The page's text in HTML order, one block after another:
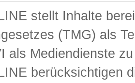
stellt Inhalte
(TMG) als
als Mediendienste
berücksichtigen